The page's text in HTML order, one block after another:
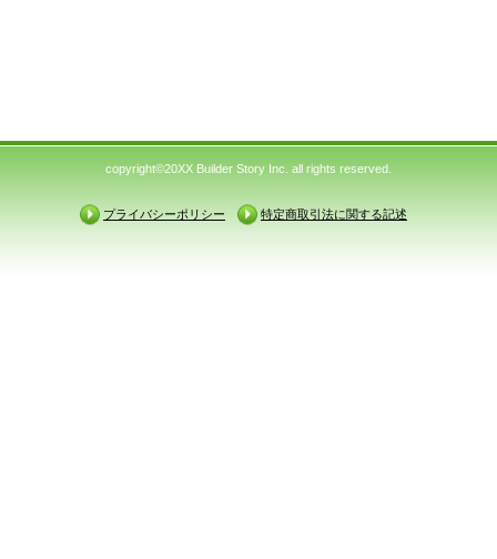
copyright©20XX Builder Story Inc. all rights reserved.
プライバシーポリシー 特定商取引法に関する記述